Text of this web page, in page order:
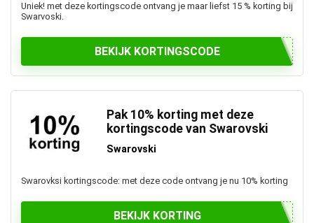
Uniek! met deze kortingscode ontvang je maar liefst 15 % korting bij
Swarvoski.
BEKIJK KORTINGSCODE
Pak 10% korting met deze
kortingscode van Swarovski
Swarovski
Swarovksi kortingscode: met deze code ontvang je nu 10% korting
BEKIJK KORTING